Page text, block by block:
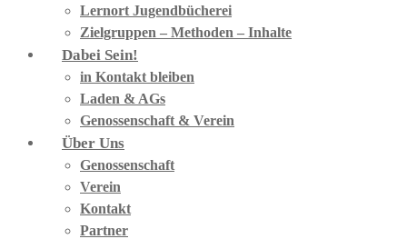
Lernort Jugendbücherei
Zielgruppen – Methoden – Inhalte
Dabei Sein!
in Kontakt bleiben
Laden & AGs
Genossenschaft & Verein
Über Uns
Genossenschaft
Verein
Kontakt
Partner